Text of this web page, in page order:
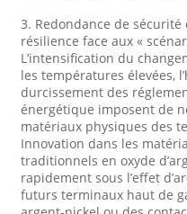
3. Redondance de
résilience face aux «
L’intensification du
les températures élevées,
durcissement des
énergétique imposent de
matériaux physiques des
Innovation dans les
traditionnels en oxyde
rapidement sous l’effet
futurs terminaux haut de